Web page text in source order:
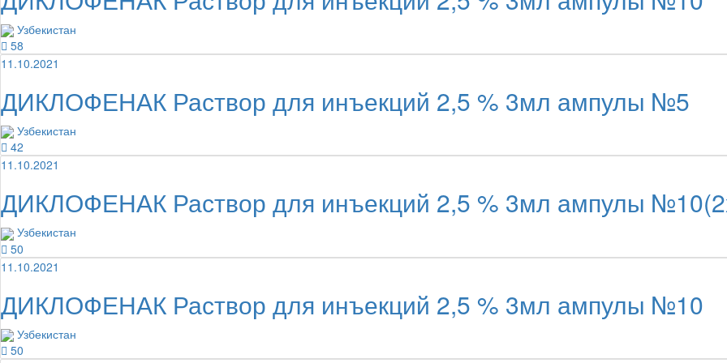
Узбекистан
58
11.10.2021
ДИКЛОФЕНАК Раствор для инъекций 2,5 % 3мл ампулы №5
Узбекистан
42
11.10.2021
ДИКЛОФЕНАК Раствор для инъекций 2,5 % 3мл ампулы
Узбекистан
50
11.10.2021
ДИКЛОФЕНАК Раствор для инъекций 2,5 % 3мл ампулы №10
Узбекистан
50